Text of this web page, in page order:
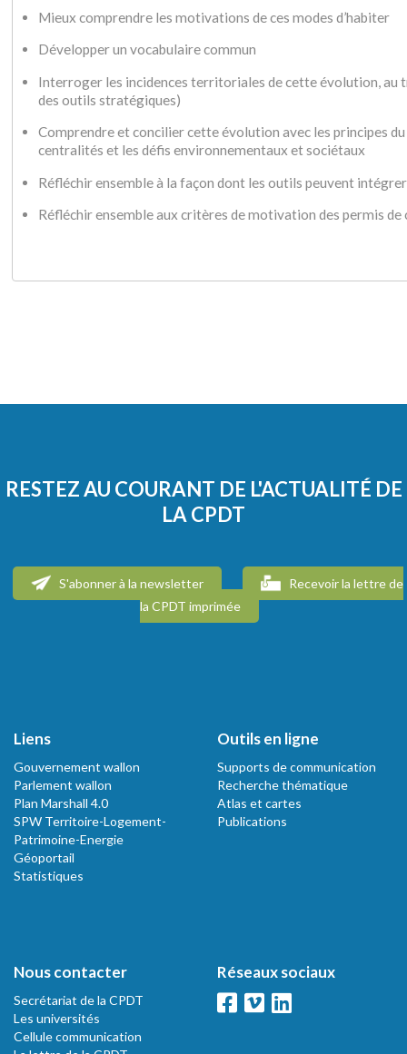
Mieux comprendre les motivations de ces modes d’habiter
Développer un vocabulaire commun
Interroger les incidences territoriales de cette évolution, au
des outils stratégiques)
Comprendre et concilier cette évolution avec les principes
centralités et les défis environnementaux et sociétaux
Réfléchir ensemble à la façon dont les outils peuvent
Réfléchir ensemble aux critères de motivation des permis de
RESTEZ AU COURANT DE L'ACTUALITÉ DE
LA CPDT
S'abonner à la newsletter
Recevoir la lettre de
la CPDT imprimée
Liens
Gouvernement wallon
Parlement wallon
Plan Marshall 4.0
SPW Territoire-Logement-
Patrimoine-Energie
Géoportail
Statistiques
Outils en ligne
Supports de communication
Recherche thématique
Atlas et cartes
Publications
Nous contacter
Secrétariat de la CPDT
Les universités
Cellule communication
Réseaux sociaux